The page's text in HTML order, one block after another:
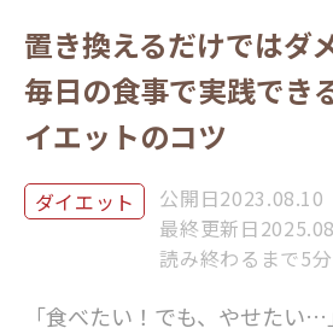
置き換えるだけではダ
毎日の食事で実践でき
イエットのコツ
ダイエット
公開日2023.08.10
最終更新日
読み終わるまで5分
「食べたい！でも、やせたい